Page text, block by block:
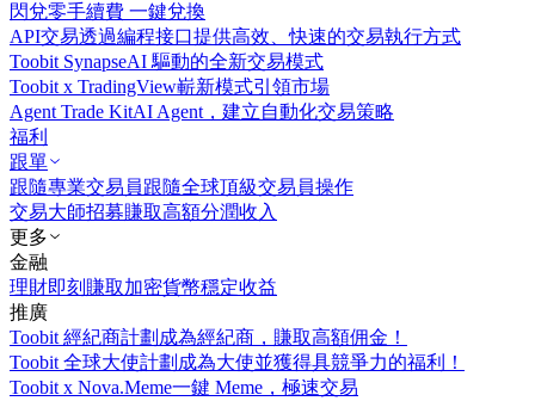
閃兌零手續費 一鍵兌換
API交易透過編程接口提供高效、快速的交易執行方式
Toobit SynapseAI 驅動的全新交易模式
Toobit x TradingView嶄新模式引領市場
Agent Trade KitAI Agent，建立自動化交易策略
福利
跟單
跟隨專業交易員跟隨全球頂級交易員操作
交易大師招募賺取高額分潤收入
更多
金融
理財即刻賺取加密貨幣穩定收益
推廣
Toobit 經紀商計劃 成為經紀商，賺取高額佣金！
Toobit 全球大使計劃 成為大使並獲得具競爭力的福利！
Toobit x Nova.Meme一鍵 Meme，極速交易